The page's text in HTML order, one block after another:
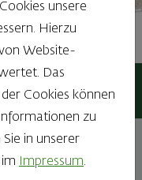
unsere
Hierzu
Website-
Das
Cookies können
zu
in unserer
Impressum.